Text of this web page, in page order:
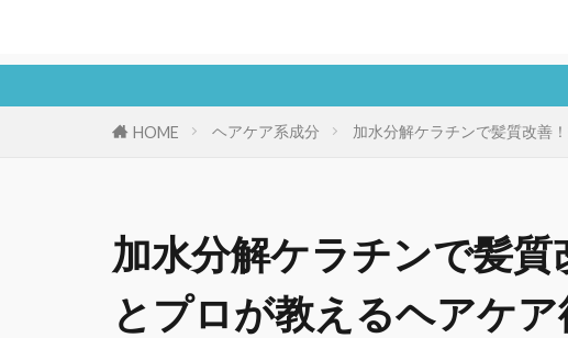
HOME ヘアケア系成分 加水分解ケラチンで髪質改善
加水分解ケラチンで髪
とプロが教えるヘアケア